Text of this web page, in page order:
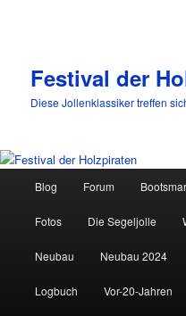
Festival der
Diese Jollenklassiker treffen
Zum
primären
Inhalt
springen
Blog Forum
Fotos Die Segeljolle
Neubau Neubau 2024
Logbuch Vor-20-Jahren